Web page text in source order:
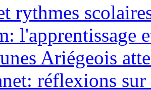
rythmes
l'apprentissage
Ariégeois
réflexions sur